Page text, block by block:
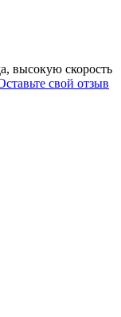
высокую скорость
свой отзыв